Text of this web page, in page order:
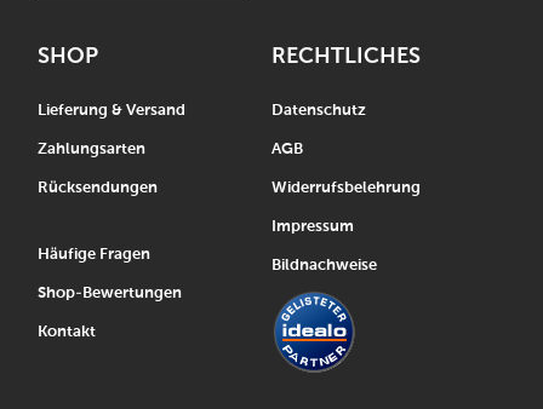
SHOP
Lieferung & Versand
Zahlungsarten
Rücksendungen
Häufige Fragen
Shop-Bewertungen
Kontakt
RECHTLICHES
Datenschutz
AGB
Widerrufsbelehrung
Impressum
Bildnachweise